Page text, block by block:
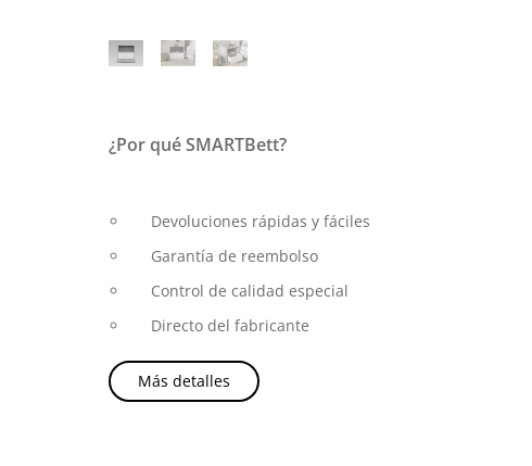
¿Por qué SMARTBett?
Devoluciones rápidas y fáciles
Garantía de reembolso
Control de calidad especial
Directo del fabricante
Más detalles